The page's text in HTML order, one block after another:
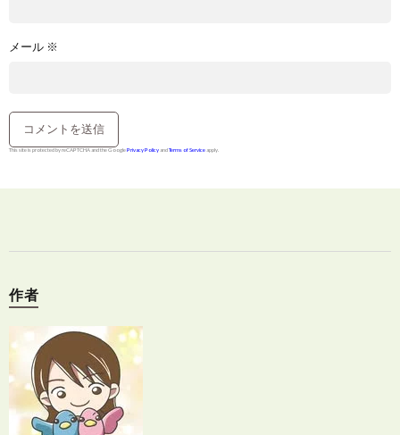
メール ※
This site is protected by reCAPTCHA and the GooglePrivacy Policy andTerms of Service apply.
作者